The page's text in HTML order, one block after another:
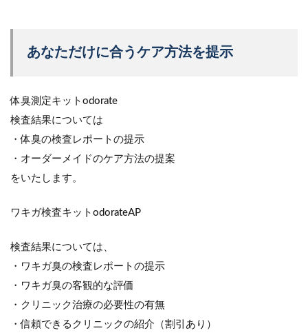
あなただけに合うケア方法を提示
体臭測定キットodorate
検査結果については
・体臭の検査レポートの提示
・オーダーメイドのケア方法の提案
をいたします。
ワキガ検査キットodorateAP
検査結果については、
・ワキガ臭の検査レポートの提示
・ワキガ臭の客観的な評価
・クリニック治療の必要性の有無
・信頼できるクリニックの紹介（割引あり）